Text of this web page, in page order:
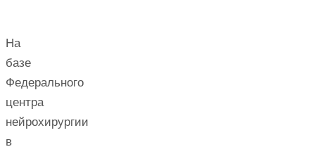
На
базе
Федерального
центра
нейрохирургии
в